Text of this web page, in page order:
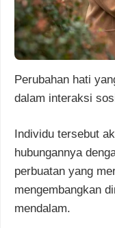
Perubahan hati
dalam interaksi
Individu tersebut
hubungannya
perbuatan yang
mengembangkan
mendalam.